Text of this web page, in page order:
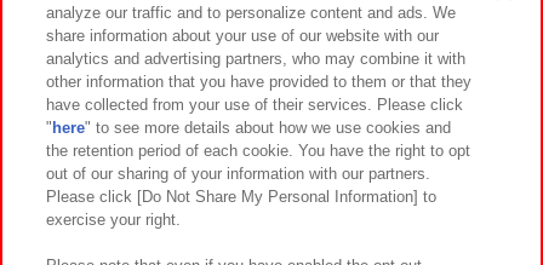
イベント・キャンペーン
関連会社 サステナビリティ サイトポリシー
プライバシーポリシー ウェブアクセシビリティ方針と検証結果
お取引先さまとともに
analyze our traffic and to personalize content and ads. We
share information about your use of our website with our
analytics and advertising partners, who may combine it with
other information that you have provided to them or that they
have collected from your use of their services. Please click
" here" to see more details about how we use cookies and
the retention period of each cookie. You have the right to opt
out of our sharing of your information with our partners.
Please click [Do Not Share My Personal Information] to
exercise your right.